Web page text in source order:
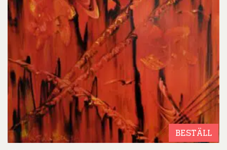
BESTÄLL